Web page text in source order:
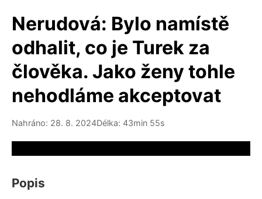
Nerudová: Bylo namístě
odhalit, co je Turek za
člověka. Jako ženy tohle
nehodláme akceptovat
Nahráno: 28. 8. 2024Délka: 43min 55s
Popis